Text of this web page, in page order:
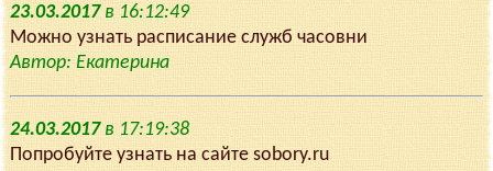
23.03.2017в 16:12:49
Можно узнать расписание служб часовни
Автор: Екатерина
24.03.2017в 17:19:38
Попробуйте узнать на сайте sobory.ru